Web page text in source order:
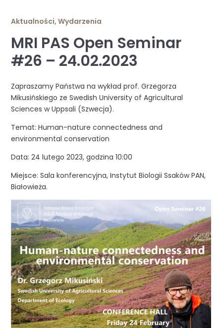
Aktualności,Wydarzenia
MRI PAS Open Seminar
#26 – 24.02.2023
Zapraszamy Państwa na wykład prof. Grzegorza
Mikusińskiego ze Swedish University of Agricultural
Sciences w Uppsali (Szwecja).
Temat: Human-nature connectedness and
environmental conservation
Data: 24 lutego 2023, godzina 10:00
Miejsce: Sala konferencyjna, Instytut Biologii Ssaków PAN,
Białowieża.